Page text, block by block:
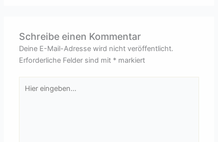
Schreibe einen Kommentar
Deine E-Mail-Adresse wird nicht veröffentlicht.
Erforderliche Felder sind mit * markiert
eingeben…